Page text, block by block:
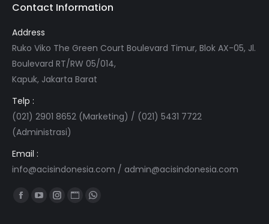
Contact Information
Address
Ruko Viko The Green Court Boulevard Timur, Blok AX-05, Jl.
Boulevard RT/RW 05/014,
Kapuk, Jakarta Barat
Telp :
(021) 2901 8652 (Marketing) / (021) 5431 7722
(Administrasi)
Email :
info@acisindonesia.com / admin@acisindonesia.com
Find us on:
FacebookYouTube
Instagram
WebsiteWhatsapp